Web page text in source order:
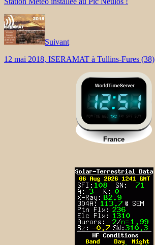
Suivant
12 mai 2018, ISERAMAT à Tullins-Fures (38)